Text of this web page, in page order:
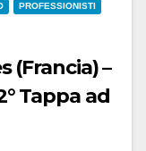
PROFESSIONISTI
(Francia) –
Tappa ad